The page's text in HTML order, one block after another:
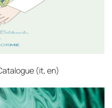
(it, en)‎